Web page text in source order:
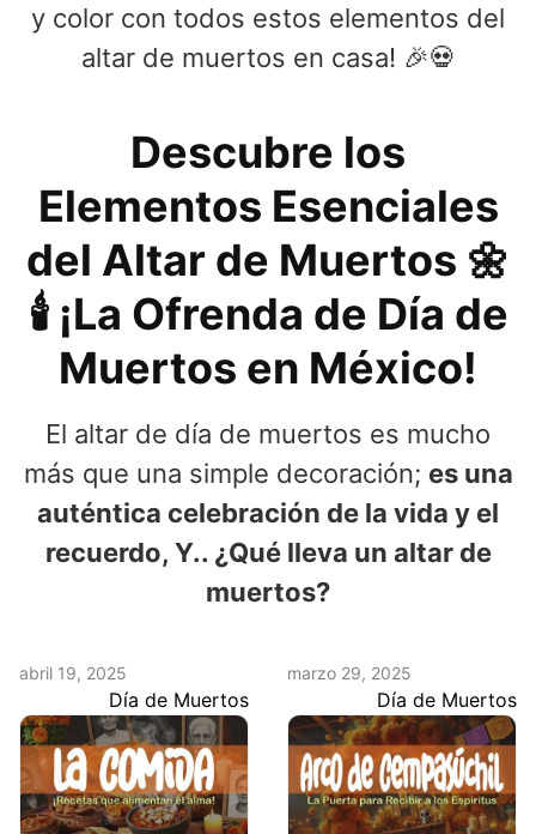
y color con todos estos elementos del
altar de muertos en casa! 🎉💀
Descubre los
Elementos Esenciales
del Altar de Muertos 🌼
🕯️ ¡La Ofrenda de Día de
Muertos en México!
El altar de día de muertos es mucho
más que una simple decoración; es una
auténtica celebración de la vida y el
recuerdo, Y.. ¿Qué lleva un altar de
muertos?
abril 19, 2025
Día de Muertos
marzo 29, 2025
Día de Muertos